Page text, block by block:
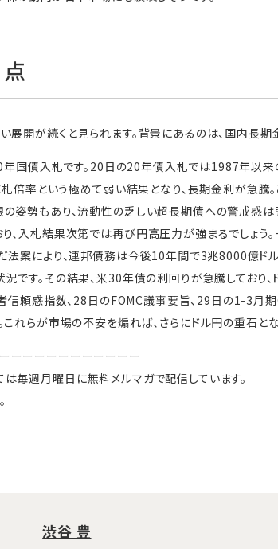
展開が続くと見られます。背景にあるのは、国内長
年国債入札です。20日の20年債入札では1987年以
倍率という極めて弱い結果となり、長期金利が急騰
姿勢もあり、流動性の乏しい超長期債への警戒感は
、入札結果次第では再び円高圧力が強まるでしょう
法案により、連邦債務は今後10年間で3兆8000億ド
す。その結果、米30年債の利回りが急騰しており、
信頼感指数、28日のFOMC議事要旨、29日の1-3月
これらが市場の不安を煽れば、さらにドル円の重石と
ーーーーーーーーーーー
毎週月曜日に無料メルマガで配信しています。
渋谷 豊